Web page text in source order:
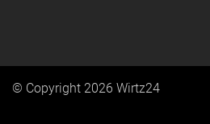
© Copyright 2026 Wirtz24